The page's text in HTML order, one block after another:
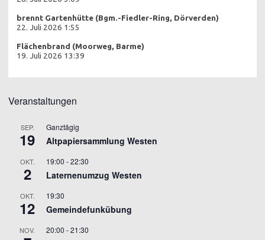
brennt Gartenhütte (Bgm.-Fiedler-Ring, Dörverden)
22. Juli 2026 1:55
Flächenbrand (Moorweg, Barme)
19. Juli 2026 13:39
Veranstaltungen
SEP.
19
Ganztägig
Altpapiersammlung Westen
OKT.
2
19:00 -22:30
Laternenumzug Westen
OKT.
12
19:30
Gemeindefunkübung
NOV. 20:00 -21:30